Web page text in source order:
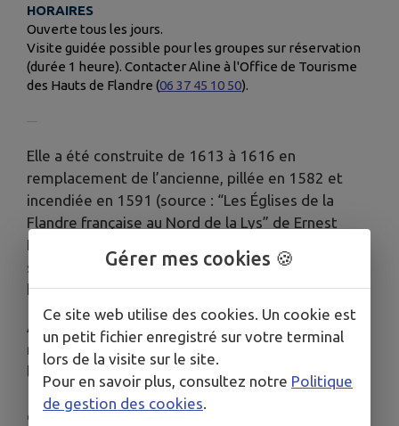
HORAIRES
Ouverte tous les jours.
Visite guidée possible pour les groupes sur réservation
(durée 1 heure). Contacter Aline à l'Office de Tourisme
des Hauts de Flandre (06 37 45 10 50).
Elle a été construite de 1613 à 1616 en
remplacement de l’ancienne, pillée en 1582 et
incendiée en 1591 (source : “Les Églises de la
Flandre française au Nord de la Lys” de Ernest
Lotthé). Elle se compose de trois nefs et est de
style ogival. Elle est classée Monument
historique.
À l’intérieur de l’église, dans le hall, les murs sont
recouverts de grandes plaques de marbre sur
lesquels sont gravés les noms des prêtres depuis
1530, des maires depuis la Révolution, et des
enfants morts pour la France.
Gérer mes cookies 🍪
Ce site web utilise des cookies. Un cookie est
un petit fichier enregistré sur votre terminal
lors de la visite sur le site.
Pour en savoir plus, consultez notre Politique
de gestion des cookies